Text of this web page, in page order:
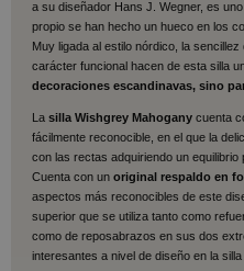
a su diseñador Hans J. Wegner, es
propio se han hecho un hueco en los
Muy ligada al estilo nórdico, la
carácter funcional hacen de esta silla
decoraciones escandinavas, sino
La silla Wishgrey Mahoganycuenta
fácilmente reconocible, en el que la
con las rectas adquiriendo un
Cuenta con un original respaldo en
aspectos más reconocibles de este
superior que se utiliza tanto como
como de reposabrazos en sus dos
interesantes a nivel de diseño en la